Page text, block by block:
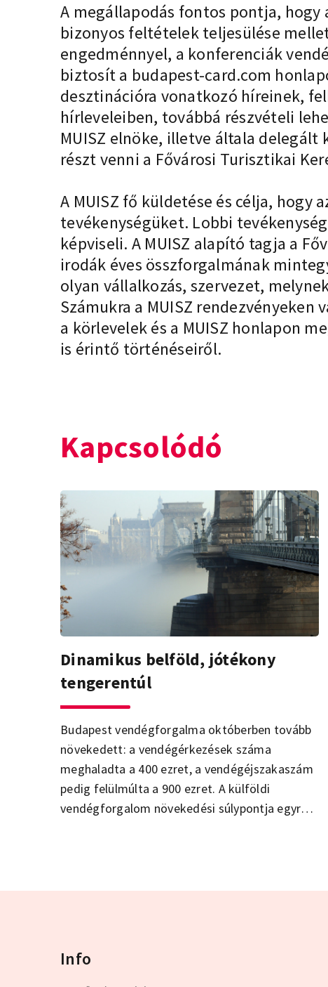
A megállapodás fontos pontja, hogy
bizonyos feltételek teljesülése
engedménnyel, a konferenciák
biztosít a budapest-card.com
desztinációra vonatkozó híreinek,
hírleveleiben, továbbá részvételi
MUISZ elnöke, illetve általa
részt venni a Fővárosi Turisztikai
A MUISZ fő küldetése és célja, hogy
tevékenységüket. Lobbi
képviseli. A MUISZ alapító tagja a
irodák éves összforgalmának
olyan vállalkozás, szervezet,
Számukra a MUISZ
a körlevelek és a MUISZ honlapon
is érintő történéseiről.
Kapcsolódó
Dinamikus belföld, jótékony
tengerentúl
Budapest vendégforgalma októberben tovább
növekedett: a vendégérkezések száma
meghaladta a 400 ezret, a vendégéjszakaszám
pedig felülmúlta a 900 ezret. A külföldi
vendégforgalom növekedési súlypontja egyre
piacokét is túl tudta szárnyalni ebben a
Info